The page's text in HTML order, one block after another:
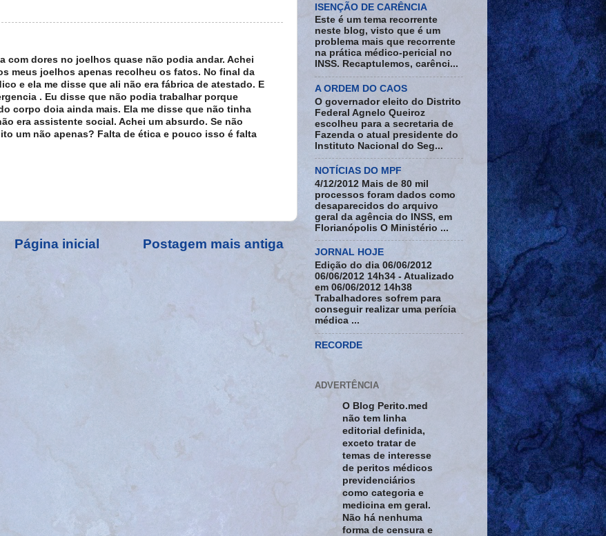
com dores no joelhos quase não podia andar. Achei
meus joelhos apenas recolheu os fatos. No final da
e ela me disse que ali não era fábrica de atestado. E
. Eu disse que não podia trabalhar porque
corpo doia ainda mais. Ela me disse que não tinha
era assistente social. Achei um absurdo. Se não
um não apenas? Falta de ética e pouco isso é falta
Postagem mais antiga
Página inicial
ISENÇÃO DE CARÊNCIA
Este é um tema recorrente
neste blog, visto que é um
problema mais que recorrente
na prática médico-pericial no
INSS. Recaptulemos, carênci...
A ORDEM DO CAOS
O governador eleito do Distrito
Federal Agnelo Queiroz
escolheu para a secretaria de
Fazenda o atual presidente do
Instituto Nacional do Seg...
NOTÍCIAS DO MPF
4/12/2012 Mais de 80 mil
processos foram dados como
desaparecidos do arquivo
geral da agência do INSS, em
Florianópolis O Ministério ...
JORNAL HOJE
Edição do dia 06/06/2012
06/06/2012 14h34 - Atualizado
em 06/06/2012 14h38
Trabalhadores sofrem para
conseguir realizar uma perícia
médica ...
RECORDE
ADVERTÊNCIA
O Blog Perito.med
não tem linha
editorial definida,
exceto tratar de
temas de interesse
de peritos médicos
previdenciários
como categoria e
medicina em geral.
Não há nenhuma
forma de censura e